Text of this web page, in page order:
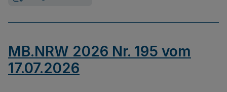
MB.NRW 2026 Nr. 195 vom
17.07.2026